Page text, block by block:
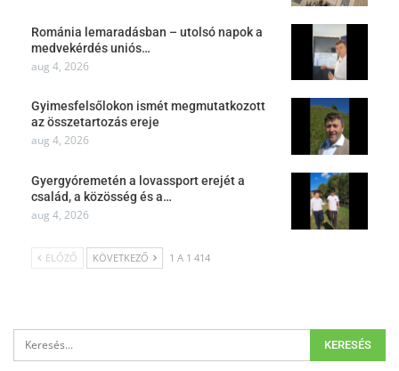
Románia lemaradásban – utolsó napok a
medvekérdés uniós…
aug 4, 2026
Gyimesfelsőlokon ismét megmutatkozott
az összetartozás ereje
aug 4, 2026
Gyergyóremetén a lovassport erejét a
család, a közösség és a…
aug 4, 2026
ELŐZŐ KÖVETKEZŐ 1 A 1 414